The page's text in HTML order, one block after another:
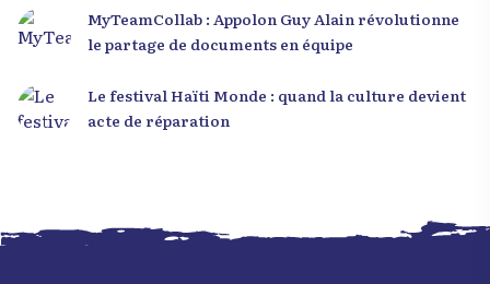
MyTeamCollab : Appolon Guy Alain révolutionne
le partage de documents en équipe
Le festival Haïti Monde : quand la culture devient
acte de réparation